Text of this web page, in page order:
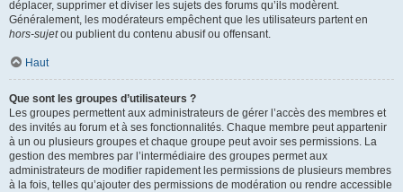
déplacer, supprimer et diviser les sujets des forums qu’ils modèrent.
Généralement, les modérateurs empêchent que les utilisateurs partent en
hors-sujetou publient du contenu abusif ou offensant.
Haut
Que sont les groupes d’utilisateurs ?
Les groupes permettent aux administrateurs de gérer l’accès des membres et
des invités au forum et à ses fonctionnalités. Chaque membre peut appartenir
à un ou plusieurs groupes et chaque groupe peut avoir ses permissions. La
gestion des membres par l’intermédiaire des groupes permet aux
administrateurs de modifier rapidement les permissions de plusieurs membres
à la fois, telles qu’ajouter des permissions de modération ou rendre accessible